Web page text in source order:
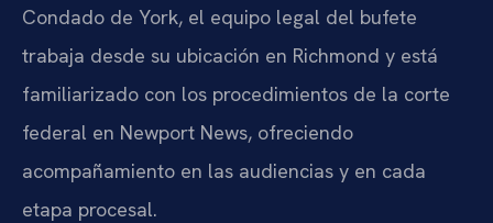
Condado de York, el equipo legal del bufete
trabaja desde su ubicación en Richmond y está
familiarizado con los procedimientos de la corte
federal en Newport News, ofreciendo
acompañamiento en las audiencias y en cada
etapa procesal.